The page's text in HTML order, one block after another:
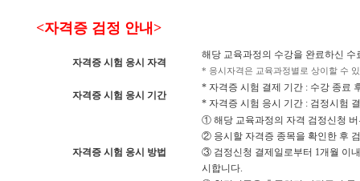
<자격증 검정 안내>
자격증 시험 응시 자격
해당 교육과정의 수강을 완료하신 수
* 응시자격은 교육과정별로 상이할 수
자격증 시험 응시 기간
* 자격증 시험 결제 기간 : 수강 종료
* 자격증 시험 응시 기간 : 검정시험
자격증 시험 응시 방법
① 해당 교육과정의 자격 검정신청
② 응시할 자격증 종목을 확인한 후
③ 검정신청 결제일로부터 1개월 이
시합니다.